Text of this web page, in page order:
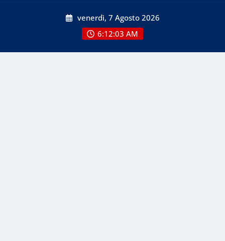
venerdì, 7 Agosto 2026
6:12:03 AM